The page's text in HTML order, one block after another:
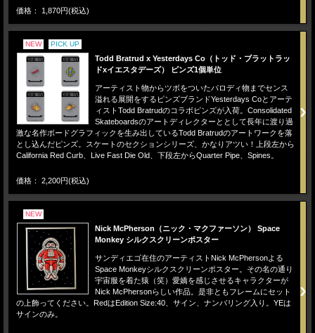
価格： 1,870円(税込)
NEW PICK UP
Todd Bratrud x Yesterdays Co（トッド・ブラットラッ
ドxイエスタデーズ） ピンズ1個単位
アーティスト物からツボをついたパロディ物までセンス
溢れる展開をするピンズブランドYesterdays Coとアーテ
ィストTodd Bratrudのコラボピンズが入荷。Consolidated
Skateboardsのアートディレクターととして長年に渡り過
激な名作ボードグラフィックを生み出しているTodd Bratrudのアートワークを落
とし込んだピンズ。スケートのセクションシリーズ、かなりアツい！上段左から
California Red Curb、Live Fast Die Old、下段左からQuarter Pipe、Spines。
価格： 2,200円(税込)
NEW
Nick McPherson（ニック・マクファーソン） Space
Monkey シルクスクリーンポスター
サンディエゴ在住のアーティストNick McPhersonよる
Space Monkeyシルクスクリーンポスター。その名の通り
宇宙服を着た猿（笑）愛嬌を感じさせるキャラクターが
Nick McPhersonらしい作品。是非ともフレームにセット
の上飾ってください。RedはEdition Size:40、サイン、ナンバリング入り。YEは
サインのみ。